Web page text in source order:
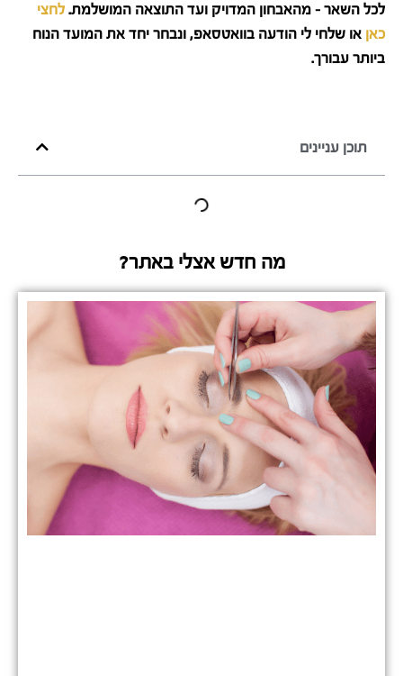
לכל השאר – מהאבחון המדויק ועד התוצאה המושלמת. לחצי
כאן או שלחי לי הודעה בוואטסאפ, ונבחר יחד את המועד הנוח
ביותר עבורך.
תוכן עניינים
מה חדש אצלי באתר?